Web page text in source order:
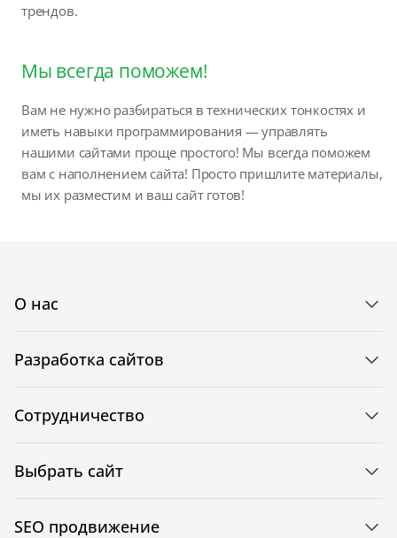
трендов.
Мы всегда поможем!
Вам не нужно разбираться в технических тонкостях и
иметь навыки программирования — управлять
нашими сайтами проще простого! Мы всегда поможем
вам с наполнением сайта! Просто пришлите материалы,
мы их разместим и ваш сайт готов!
О нас
Разработка сайтов
Сотрудничество
Выбрать сайт
SEO продвижение